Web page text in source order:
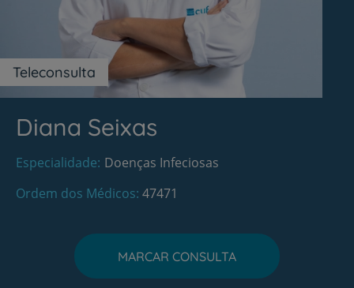
Teleconsulta
Diana Seixas
Especialidade Doenças Infeciosas
Ordem dos Médicos 47471
MARCAR CONSULTA